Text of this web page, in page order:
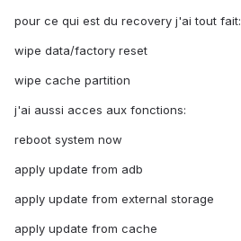
pour ce qui est du recovery j'ai tout fait:
wipe data/factory reset
wipe cache partition
j'ai aussi acces aux fonctions:
reboot system now
apply update from adb
apply update from external storage
apply update from cache